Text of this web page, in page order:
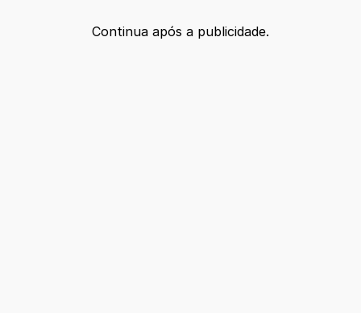
Continua após a publicidade.